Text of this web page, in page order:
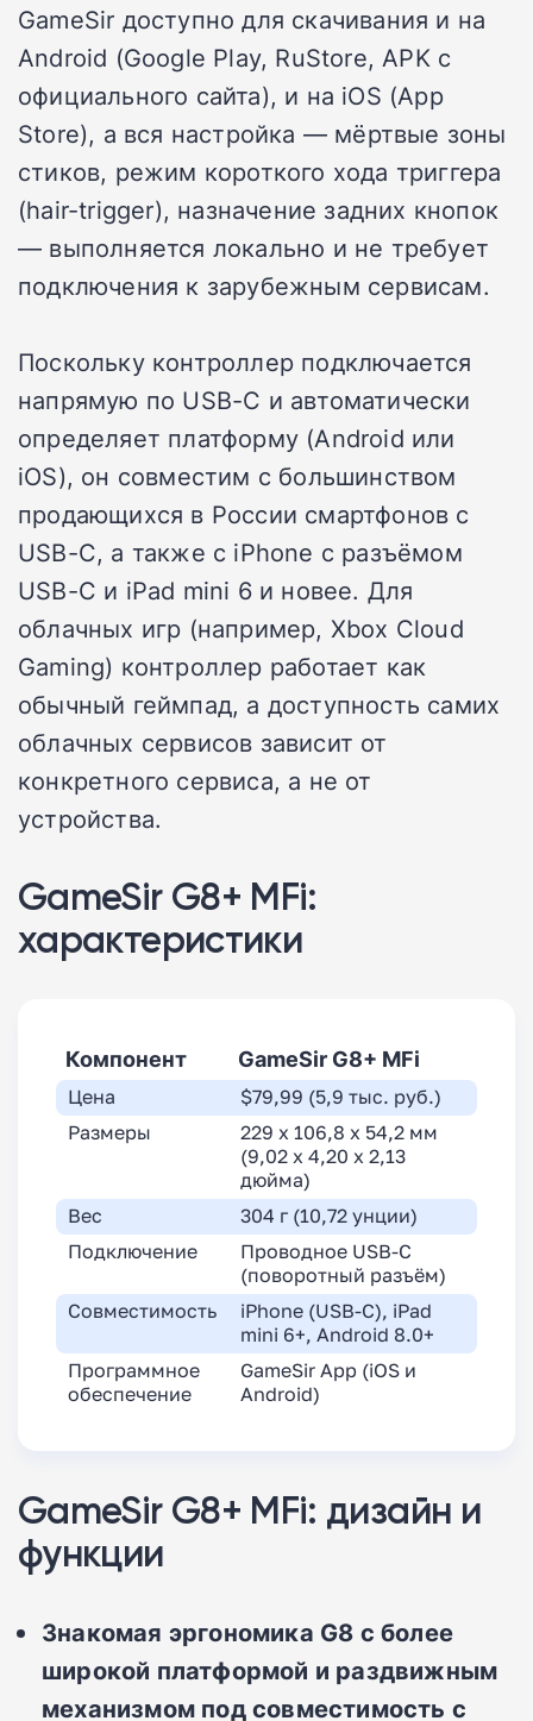
GameSir доступно для скачивания и на
Android (Google Play, RuStore, APK с
официального сайта), и на iOS (App
Store), а вся настройка — мёртвые зоны
стиков, режим короткого хода триггера
(hair-trigger), назначение задних кнопок
— выполняется локально и не требует
подключения к зарубежным сервисам.
Поскольку контроллер подключается
напрямую по USB-C и автоматически
определяет платформу (Android или
iOS), он совместим с большинством
продающихся в России смартфонов с
USB-C, а также с iPhone с разъёмом
USB-C и iPad mini 6 и новее. Для
облачных игр (например, Xbox Cloud
Gaming) контроллер работает как
обычный геймпад, а доступность самих
облачных сервисов зависит от
конкретного сервиса, а не от
устройства.
GameSir G8+ MFi:
характеристики
Компонент GameSir G8+ MFi
Цена
$79,99 (5,9 тыс. руб.)
Размеры
229 x 106,8 x 54,2 мм
(9,02 x 4,20 x 2,13
дюйма)
Вес
304 г (10,72 унции)
Подключение
Проводное USB-C
(поворотный разъём)
Совместимость
iPhone (USB-C), iPad
mini 6+, Android 8.0+
Программное
обеспечение
GameSir App (iOS и
Android)
GameSir G8+ MFi: дизайн и
функции
Знакомая эргономика G8 с более
широкой платформой и раздвижным
механизмом под совместимость с